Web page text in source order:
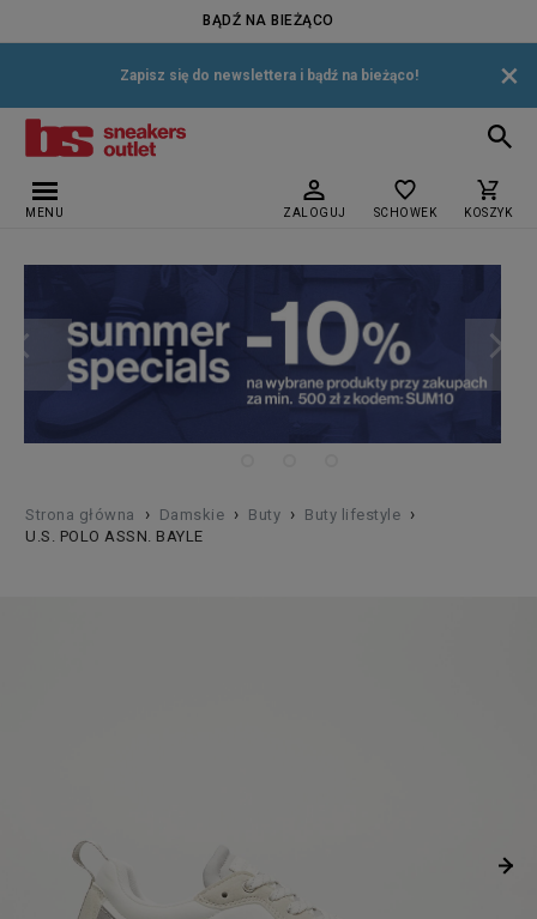
BĄDŹ NA BIEŻĄCO
Zapisz się do newslettera i bądź na bieżąco! ×
MENU ZALOGUJ SCHOWEK KOSZYK
Strona główna › Damskie › Buty › Buty lifestyle ›
U.S. POLO ASSN. BAYLE